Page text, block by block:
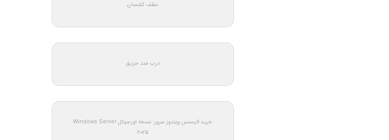
سقف کشسان
درب ضد حریق
خرید لایسنس ویندوز سرور: نسخه اورجینال Windows Server
2025